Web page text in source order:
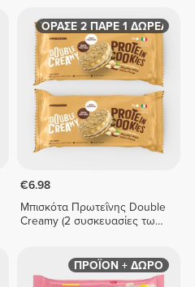
ΑΓΟΡΑΣΕ 2 ΠΑΡΕ 1 ΔΩΡΕΑΝ
€6.98
Μπισκότα Πρωτεΐνης Double
Creamy (2 συσκευασίες των
ΠΡΟΪΟΝ + ΔΩΡΟ